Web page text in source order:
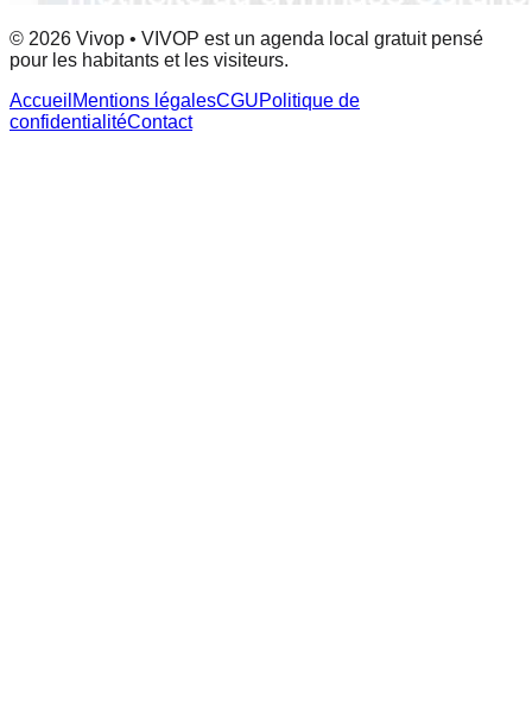
© 2026 Vivop • VIVOP est un agenda local gratuit pensé
pour les habitants et les visiteurs.
Accueil Mentions légalesCGUPolitique de
confidentialitéContact